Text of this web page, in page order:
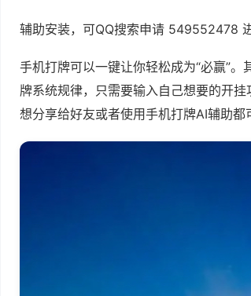
辅助安装，可QQ搜索申请 549552478
手机打牌可以一键让你轻松成为“必赢”
牌系统规律，只需要输入自己想要的开
想分享给好友或者使用手机打牌AI辅助都